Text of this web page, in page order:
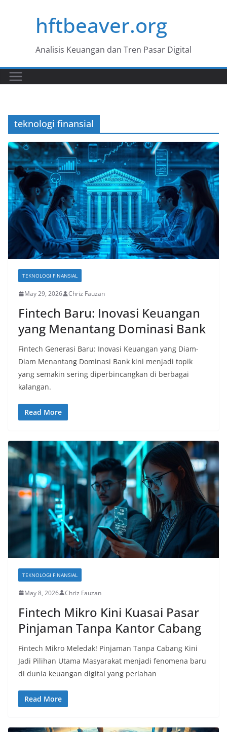
hftbeaver.org
Analisis Keuangan dan Tren Pasar Digital
teknologi finansial
TEKNOLOGI FINANSIAL
May 29, 2026 Chriz Fauzan
Fintech Baru: Inovasi Keuangan
yang Menantang Dominasi Bank
Fintech Generasi Baru: Inovasi Keuangan yang Diam-
Diam Menantang Dominasi Bank kini menjadi topik
yang semakin sering diperbincangkan di berbagai
kalangan.
Read More
TEKNOLOGI FINANSIAL
May 8, 2026 Chriz Fauzan
Fintech Mikro Kini Kuasai Pasar
Pinjaman Tanpa Kantor Cabang
Fintech Mikro Meledak! Pinjaman Tanpa Cabang Kini
Jadi Pilihan Utama Masyarakat menjadi fenomena baru
di dunia keuangan digital yang perlahan
Read More